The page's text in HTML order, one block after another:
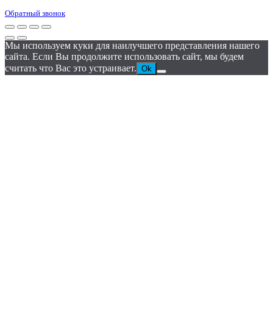
Обратный звонок
Мы используем куки для наилучшего представления нашего
сайта. Если Вы продолжите использовать сайт, мы будем
считать что Вас это устраивает. Ok